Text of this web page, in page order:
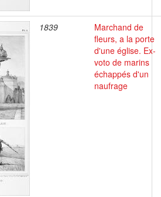
1839
Marchand de
fleurs, a la porte
d'une église. Ex-
voto de marins
échappés d'un
naufrage